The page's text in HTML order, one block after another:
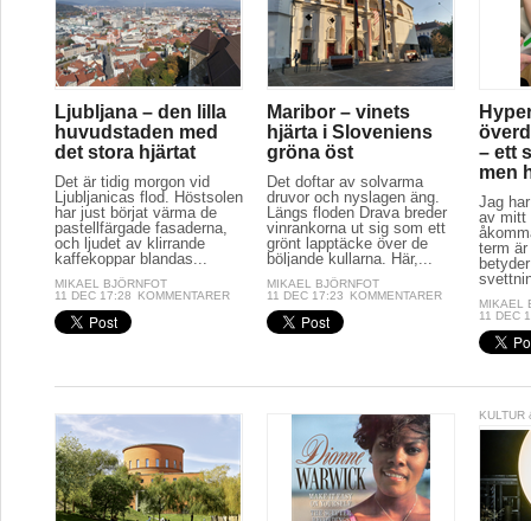
Ljubljana – den lilla
huvudstaden med
det stora hjärtat
Det är tidig morgon vid
Ljubljanicas flod. Höstsolen
har just börjat värma de
pastellfärgade fasaderna,
och ljudet av klirrande
kaffekoppar blandas...
MIKAEL BJÖRNFOT
11 DEC 17:28
KOMMENTARER
Maribor – vinets
hjärta i Sloveniens
gröna öst
Det doftar av solvarma
druvor och nyslagen äng.
Längs floden Drava breder
vinrankorna ut sig som ett
grönt lapptäcke över de
böljande kullarna. Här,...
MIKAEL BJÖRNFOT
11 DEC 17:23
KOMMENTARER
– ett
men
Jag
av mitt
term
MIKAEL
11 DEC
KULTUR